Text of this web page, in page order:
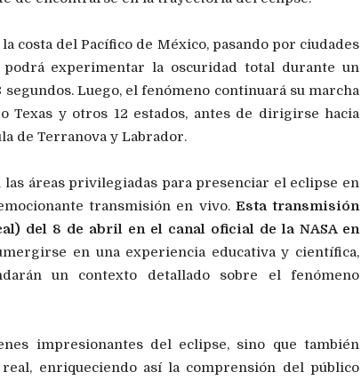
costa del Pacífico de México, pasando por ciudades
experimentar la oscuridad total durante un
Luego, el fenómeno continuará su marcha
Texas y otros 12 estados, antes de dirigirse hacia
de Terranova y Labrador.
las áreas privilegiadas para presenciar el eclipse en
transmisión en vivo. Esta transmisión
del 8 de abril en el canal oficial de la NASA en
en una experiencia educativa y científica,
un contexto detallado sobre el fenómeno
impresionantes del eclipse, sino que también
enriqueciendo así la comprensión del público